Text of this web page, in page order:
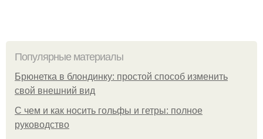
Популярные материалы
Брюнетка в блондинку: простой способ изменить
свой внешний вид
С чем и как носить гольфы и гетры: полное
руководство